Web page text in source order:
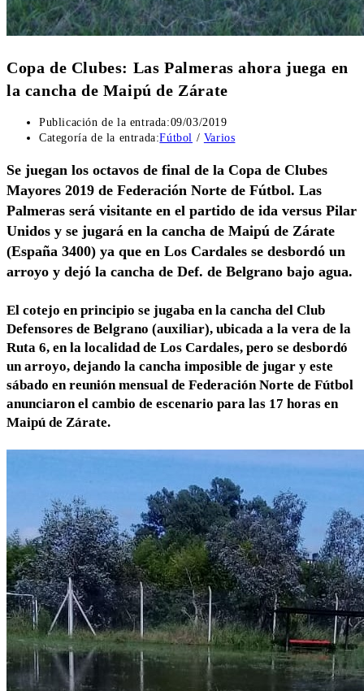
Copa de Clubes: Las Palmeras ahora juega en
la cancha de Maipú de Zárate
Publicación de la entrada:09/03/2019
Categoría de la entrada:Fútbol / Varios
Se juegan los octavos de final de la Copa de Clubes
Mayores 2019 de Federación Norte de Fútbol. Las
Palmeras será visitante en el partido de ida versus Pilar
Unidos y se jugará en la cancha de Maipú de Zárate
(España 3400) ya que en Los Cardales se desbordó un
arroyo y dejó la cancha de Def. de Belgrano bajo agua.
El cotejo en principio se jugaba en la cancha del Club
Defensores de Belgrano (auxiliar), ubicada a la vera de la
Ruta 6, en la localidad de Los Cardales, pero se desbordó
un arroyo, dejando la cancha imposible de jugar y este
sábado en reunión mensual de Federación Norte de Fútbol
anunciaron el cambio de escenario para las 17 horas en
Maipú de Zárate.